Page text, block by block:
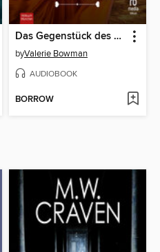
Das Gegenstück des Marquess
byValerie Bowman
AUDIOBOOK
BORROW